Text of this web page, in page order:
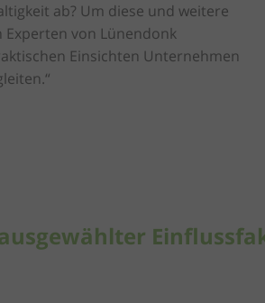
ab? Um diese und weitere
von Lünendonk
Einsichten Unternehmen